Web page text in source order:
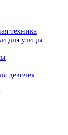
техника
для улицы
девочек